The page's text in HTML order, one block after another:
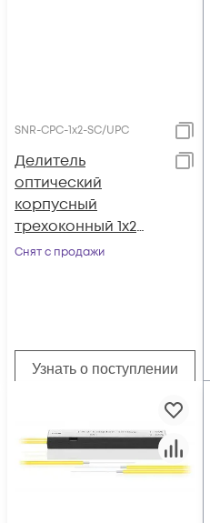
SNR-CPC-1x2-SC/UPC
Делитель
оптический
корпусный
трехоконный 1х2
SC/UPC
Снят с продажи
Узнать о поступлении